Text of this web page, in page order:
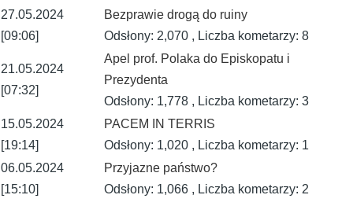
27.05.2024
[09:06]
Bezprawie drogą do ruiny
Odsłony: 2,070 , Liczba kometarzy: 8
21.05.2024
[07:32]
Apel prof. Polaka do Episkopatu i
Prezydenta
Odsłony: 1,778 , Liczba kometarzy: 3
15.05.2024
[19:14]
PACEM IN TERRIS
Odsłony: 1,020 , Liczba kometarzy: 1
06.05.2024
[15:10]
Przyjazne państwo?
Odsłony: 1,066 , Liczba kometarzy: 2